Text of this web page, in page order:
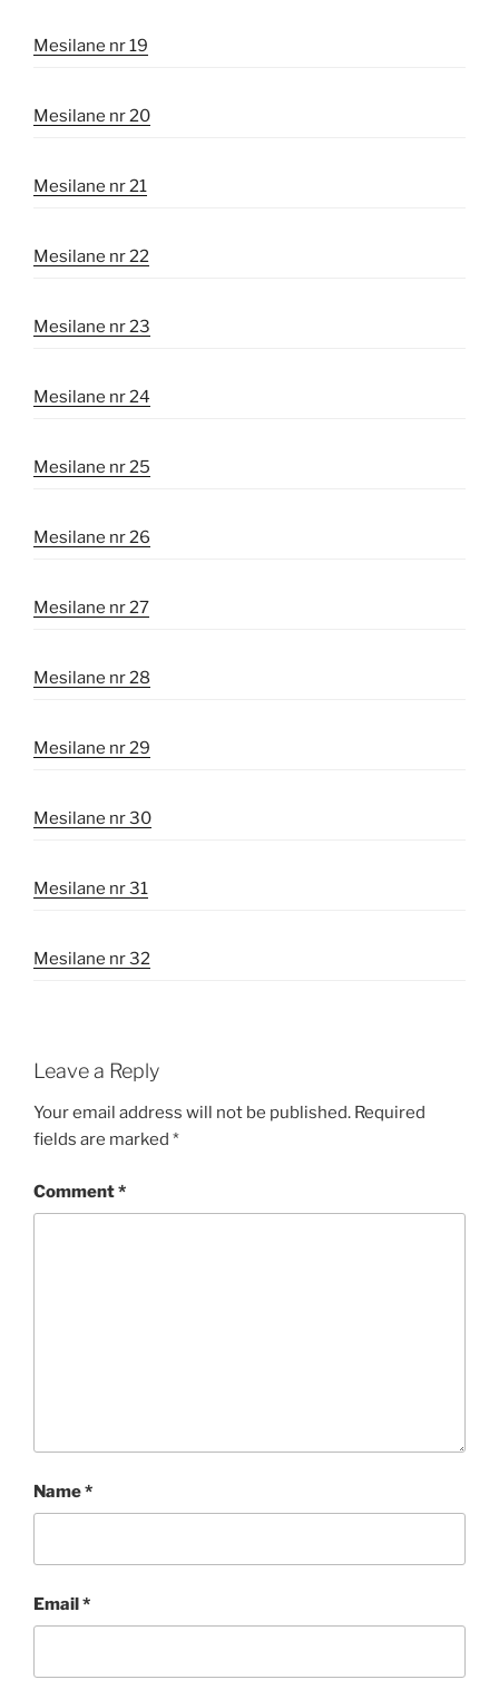
Mesilane nr 19
Mesilane nr 20
Mesilane nr 21
Mesilane nr 22
Mesilane nr 23
Mesilane nr 24
Mesilane nr 25
Mesilane nr 26
Mesilane nr 27
Mesilane nr 28
Mesilane nr 29
Mesilane nr 30
Mesilane nr 31
Mesilane nr 32
Leave a Reply
Your email address will not be published. Required
fields are marked *
Comment*
Name*
Email*